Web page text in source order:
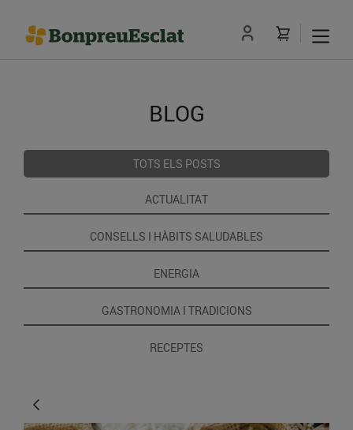
BLOG
TOTS ELS POSTS
ACTUALITAT
CONSELLS I HÀBITS SALUDABLES
ENERGIA
GASTRONOMIA I TRADICIONS
RECEPTES